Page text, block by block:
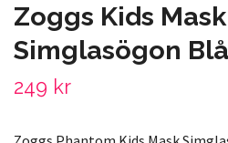
Zoggs Kids Mask
Simglasögon Blå
249 kr